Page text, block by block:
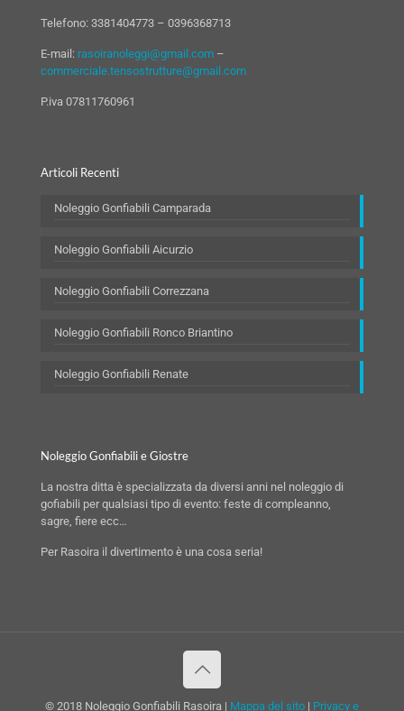
Telefono: 3381404773 – 0396368713
E-mail: rasoiranoleggi@gmail.com –
commerciale.tensostrutture@gmail.com
P.iva 07811760961
Articoli Recenti
Noleggio Gonfiabili Camparada
Noleggio Gonfiabili Aicurzio
Noleggio Gonfiabili Correzzana
Noleggio Gonfiabili Ronco Briantino
Noleggio Gonfiabili Renate
Noleggio Gonfiabili e Giostre
La nostra ditta è specializzata da diversi anni nel noleggio di
gofiabili per qualsiasi tipo di evento: feste di compleanno,
sagre, fiere ecc…
Per Rasoira il divertimento è una cosa seria!
© 2018 Noleggio Gonfiabili Rasoira | Mappa del sito | Privacy e